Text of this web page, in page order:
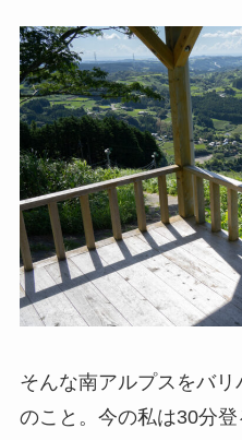
そんな南アルプスをバ
のこと。今の私は30分